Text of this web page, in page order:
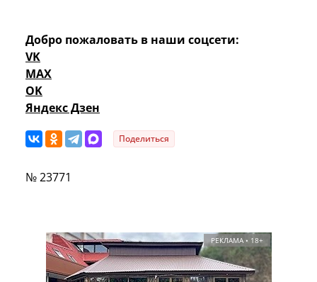
Добро пожаловать в наши соцсети:
VK
MAX
OK
Яндекс Дзен
Поделиться
№ 23771
РЕКЛАМА • 18+